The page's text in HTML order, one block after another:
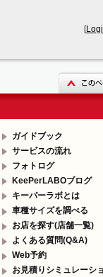
[
ガイドブック
サービスの流れ
フォトログ
KeePerLABOブログ
キーパーラボとは
車種サイズを調べる
お店を探す(店舗一覧)
よくある質問(Q&A)
Web予約
お見積りシミュレーシ